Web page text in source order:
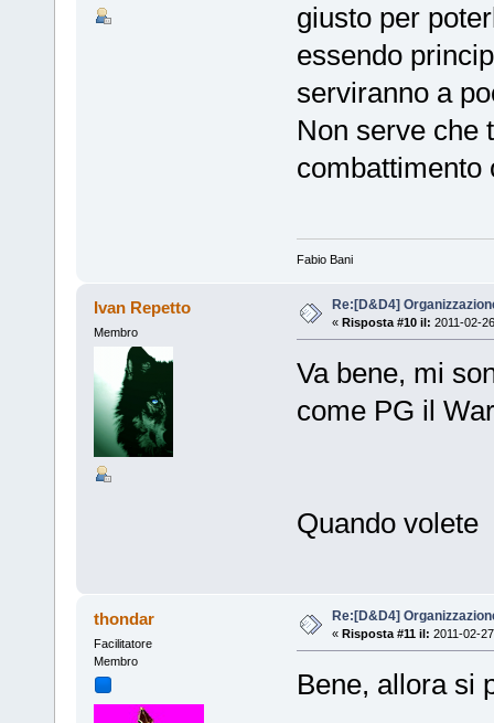
giusto per
essendo
serviranno a
Non serve che
combattimento
Fabio Bani
Ivan Repetto
Membro
Re:[D&D4]
« Risposta #10 il: 2011-02-
Va bene, mi
come PG il
Quando volete
thondar
Facilitatore
Membro
Re:[D&D4]
« Risposta #11 il: 2011-02-
Bene, allora si